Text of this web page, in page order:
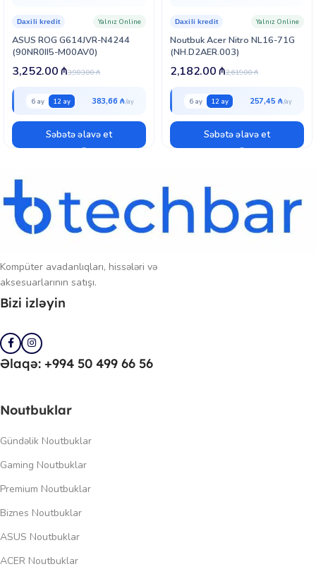
ASUS ROG G614JVR-N4244
(90NR0II5-M00AV0)
Daxili kredit Yalnız Online
3,903.00₼
3,252.00₼
6 ay 12 ay 383,66 ₼
Səbətə əlavə et
Noutbuk Acer Nitro NL16-71G
(NH.D2AER.003)
Daxili kredit Yalnız Online
2,619.00₼
2,182.00₼
6 ay 12 ay 257,45 ₼
Səbətə əlavə et
Kompüter avadanlıqları, hissələri və
aksesuarlarının satışı.
Bizi izləyin
Əlaqə: +994 50 499 66 56
Noutbuklar
Gündəlik Noutbuklar
Gaming Noutbuklar
Premium Noutbuklar
Biznes Noutbuklar
ASUS Noutbuklar
ACER Noutbuklar